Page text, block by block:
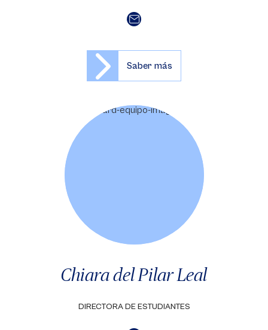
Saber más
Chiara del Pilar Leal
DIRECTORA DE ESTUDIANTES